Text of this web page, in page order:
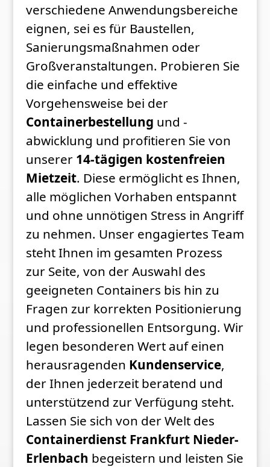
verschiedene Anwendungsbereiche
eignen, sei es für Baustellen,
Sanierungsmaßnahmen oder
Großveranstaltungen. Probieren Sie
die einfache und effektive
Vorgehensweise bei der
Containerbestellung und -
abwicklung und profitieren Sie von
unserer 14-tägigen kostenfreien
Mietzeit. Diese ermöglicht es Ihnen,
alle möglichen Vorhaben entspannt
und ohne unnötigen Stress in Angriff
zu nehmen. Unser engagiertes Team
steht Ihnen im gesamten Prozess
zur Seite, von der Auswahl des
geeigneten Containers bis hin zu
Fragen zur korrekten Positionierung
und professionellen Entsorgung. Wir
legen besonderen Wert auf einen
herausragenden Kundenservice,
der Ihnen jederzeit beratend und
unterstützend zur Verfügung steht.
Lassen Sie sich von der Welt des
Containerdienst Frankfurt Nieder-
Erlenbach begeistern und leisten Sie